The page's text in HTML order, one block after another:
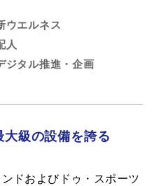
ウエルネス
人
ジタル推進・企画
級の設備を誇る
ドおよびドゥ・スポーツ